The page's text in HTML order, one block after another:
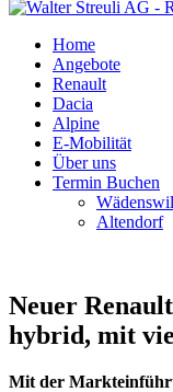
Home
Angebote
Renault
Dacia
Alpine
E-Mobilität
Über uns
Termin Buchen
Wädenswil
Altendorf
Neuer
hybrid, mit
Mit der